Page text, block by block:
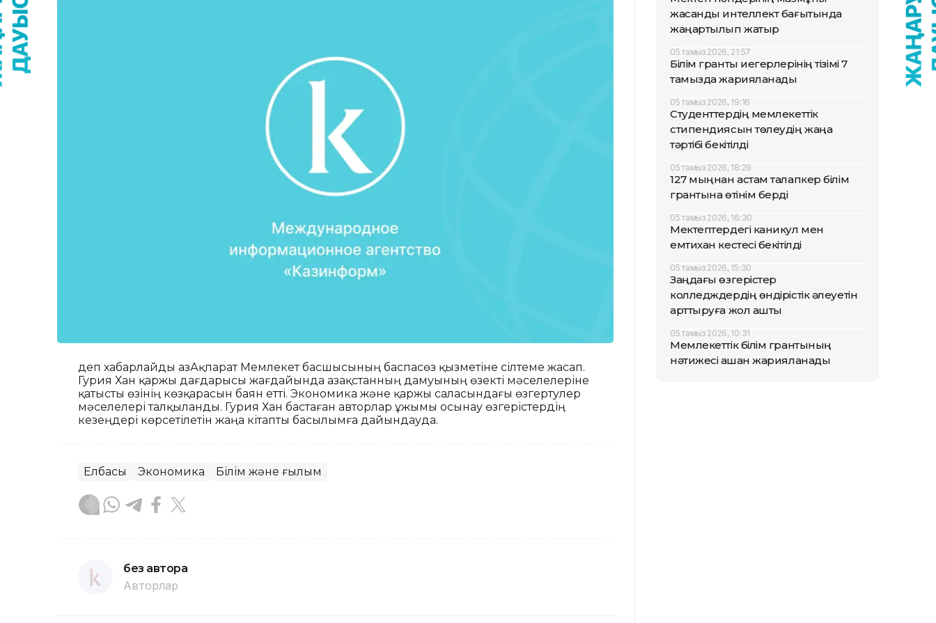
деп хабарлайды ҚазАқпарат Мемлекет басшысының баспасөз қызметіне сілтеме жасап.
Гурия Хан қаржы дағдарысы жағдайында Қазақстанның дамуының өзекті мәселелеріне
қатысты өзінің көзқарасын баян етті. Экономика және қаржы саласындағы өзгертулер
мәселелері талқыланды. Гурия Хан бастаған авторлар ұжымы осынау өзгерістердің
кезеңдері көрсетілетін жаңа кітапты басылымға дайындауда.
Елбасы Экономика Білім және ғылым
без автора
Авторлар
жасанды интеллект бағытында
жаңартылып жатыр
05 тамыз 2026, 21:57
Білім гранты иегерлерінің тізімі 7
тамызда жарияланады
05 тамыз 2026, 19:16
Студенттердің мемлекеттік
стипендиясын төлеудің жаңа
тәртібі бекітілді
05 тамыз 2026, 18:29
127 мыңнан астам талапкер білім
грантына өтінім берді
05 тамыз 2026, 16:30
Мектептердегі каникул мен
емтихан кестесі бекітілді
05 тамыз 2026, 15:30
Заңдағы өзгерістер
колледждердің өндірістік әлеуетін
арттыруға жол ашты
05 тамыз 2026, 10:31
Мемлекеттік білім грантының
нәтижесі қашан жарияланады